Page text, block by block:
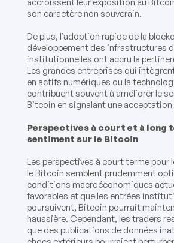
son caractère non souverain.
De plus, l’adoption rapide de la
développement des infrastructures
institutionnelles ont accru la
Les grandes entreprises qui
en actifs numériques ou la
contribuent souvent à améliorer le
Bitcoin en signalant une acceptation
Perspectives à court et à long
sentiment sur le Bitcoin
Les perspectives à court terme pour
le Bitcoin semblent prudemment
conditions macroéconomiques
favorables et que les entrées
poursuivent, Bitcoin pourrait
haussière. Cependant, les traders
que des publications de données